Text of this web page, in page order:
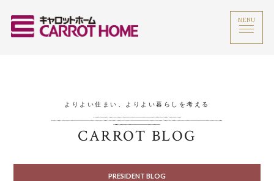
MENU
よりよい住まい、よりよい暮らしを考える
CARROT BLOG
PRESIDENT BLOG